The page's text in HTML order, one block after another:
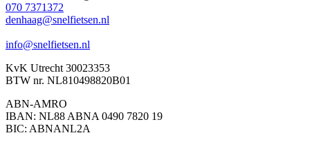
070 7371372
denhaag@snelfietsen.nl
info@snelfietsen.nl
KvK Utrecht 30023353
BTW nr. NL810498820B01
ABN-AMRO
IBAN: NL88 ABNA 0490 7820 19
BIC: ABNANL2A